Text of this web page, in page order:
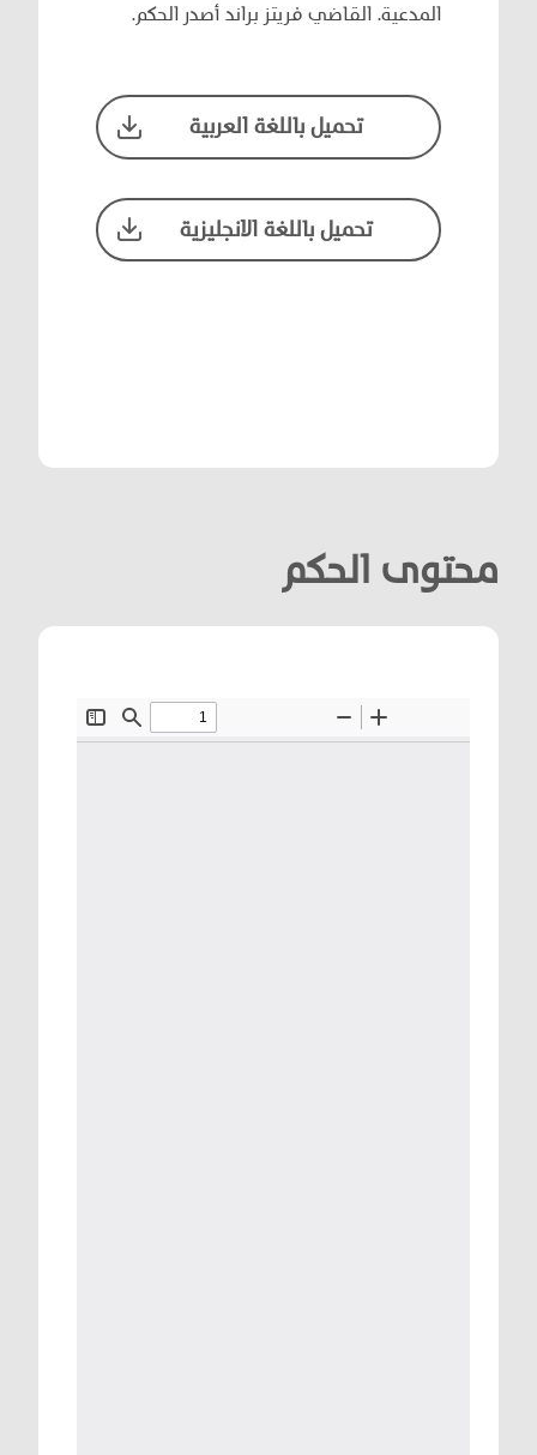
المدعية. القاضي فريتز براند أصدر الحكم.
تحميل باللغة العربية
تحميل باللغة الانجليزية
محتوى الحكم